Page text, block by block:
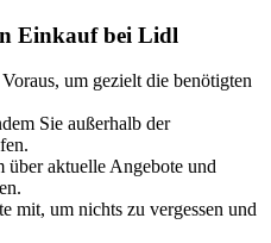
Einkauf bei Lidl
um gezielt die benötigten
Sie außerhalb der
aktuelle Angebote und
mit, um nichts zu vergessen und